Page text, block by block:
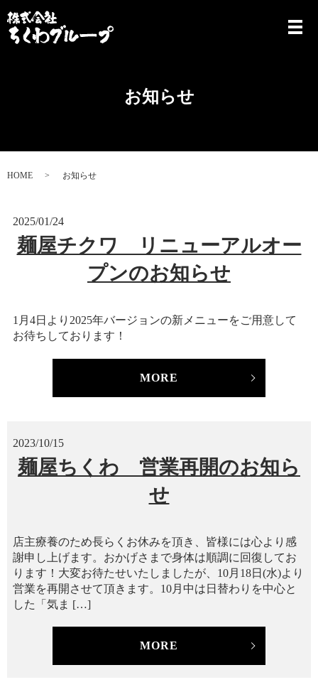
お知らせ
HOME お知らせ
2025/01/24
麺屋チクワ リニューアルオー
プンのお知らせ
1月4日より2025年バージョンの新メニューをご用意して
お待ちしております！
MORE
2023/10/15
麺屋ちくわ 営業再開のお知ら
せ
店主療養のため長らくお休みを頂き、皆様には心より感
謝申し上げます。おかげさまで身体は順調に回復してお
ります！大変お待たせいたしましたが、10月18日(水)より
営業を再開させて頂きます。10月中は日替わりを中心と
した「気ま […]
MORE